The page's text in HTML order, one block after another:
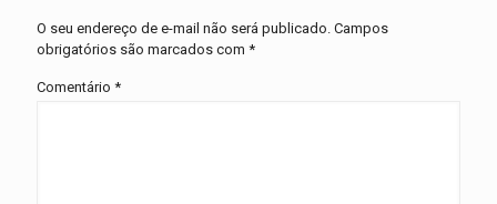
O seu endereço de e-mail não será publicado. Campos
obrigatórios são marcados com *
Comentário *